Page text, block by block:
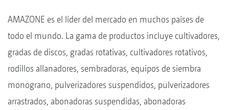
AMAZONE es el líder del mercado en muchos países de
todo el mundo. La gama de productos incluye cultivadores,
gradas de discos, gradas rotativas, cultivadores rotativos,
rodillos allanadores, sembradoras, equipos de siembra
monograno, pulverizadores suspendidos, pulverizadores
arrastrados, abonadoras suspendidas, abonadoras